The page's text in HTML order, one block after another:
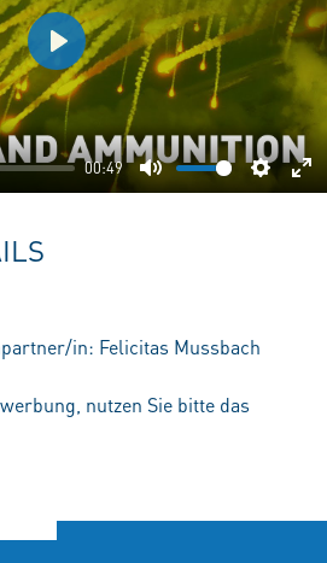
00:49
Mute
Play
in: Felicitas Mussbach
nutzen Sie bitte das